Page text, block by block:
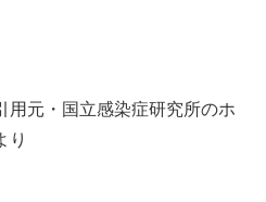
用元・国立感染症研究所のホ
り